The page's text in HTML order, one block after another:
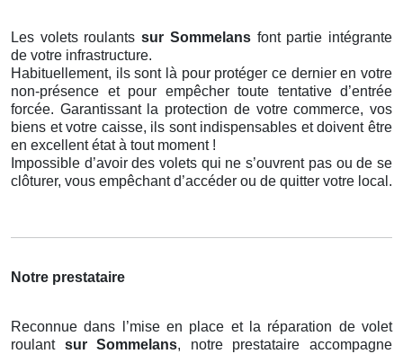
Les volets roulantssur Sommelans font partie intégrante
de votre infrastructure.
Habituellement, ils sont là pour protéger ce dernier en votre
non-présence et pour empêcher toute tentative d’entrée
forcée. Garantissant la protection de votre commerce, vos
biens et votre caisse, ils sont indispensables et doivent être
en excellent état à tout moment !
Impossible d’avoir des volets qui ne s’ouvrent pas ou de se
clôturer, vous empêchant d’accéder ou de quitter votre local.
Notre prestataire
Reconnue dans l’mise en place et la réparation de volet
roulant sur Sommelans, notre prestataire accompagne